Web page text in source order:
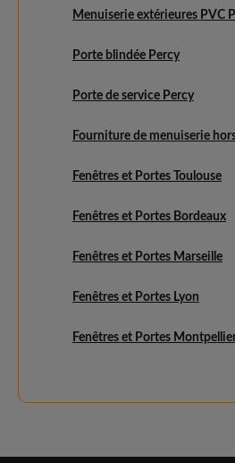
Menuiserie extérieures PVC
Porte blindée Percy
Porte de service Percy
Fourniture de menuiserie
Fenêtres et Portes Toulouse
Fenêtres et Portes Bordeaux
Fenêtres et Portes Marseille
Fenêtres et Portes Lyon
Fenêtres et Portes